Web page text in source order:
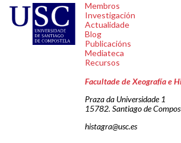
Membros
Investigación
Actualidade
Blog
Publicacións
Mediateca
Recursos
Facultade de Xeografía e
Praza da Universidade 1
15782. Santiago de
histagra@usc.es